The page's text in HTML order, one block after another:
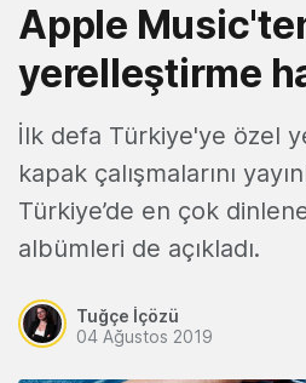
Apple
yerelleştirme
İlk defa Türkiye'ye özel
kapak çalışmalarını
Türkiye’de en çok
albümleri de açıkladı.
Tuğçe İçözü
04 Ağustos 2019